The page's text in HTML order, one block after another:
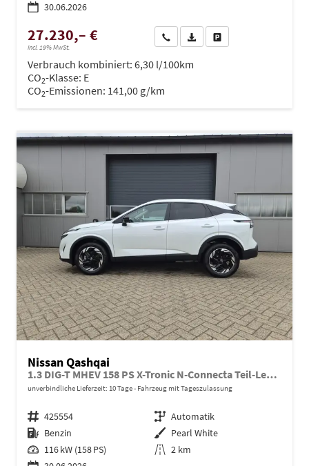
30.06.2026
27.230,– €
incl. 19% MwSt.
Wir rufen Sie anPDF-Datei, Fahrzeugexposé
Verbrauch kombiniert: 6,30 l/100km
CO2-Klasse: E
CO2-Emissionen: 141,00 g/km
Nissan Qashqai
1.3 DIG-T MHEV 158 PS X-Tronic N-Connecta Teil-Leder PanoGlasdach Klimaautomatik Sitzheizung Lenkradheizung Navi ACC PDC v+h 360°Kamera DAB Bluetooth Touchscreen Apple CarPlay Android Auto 18"LM
unverbindliche Lieferzeit: 10 Tage Fahrzeug mit Tageszulassung
Fahrzeugnr. 425554 Getriebe Automatik
Kraftstoff Benzin Außenfarbe Pearl White
Leistung 116 kW (158 PS) Kilometerstand 2 km